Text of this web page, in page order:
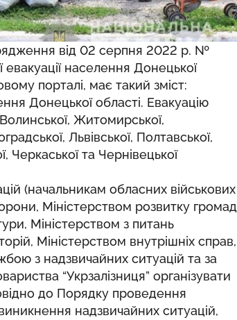
від 02 серпня 2022 р. №
населення Донецької
порталі, має такий зміст:
Донецької області. Евакуацію
Житомирської,
Львівської, Полтавської,
Черкаської та Чернівецької
(начальникам обласних військових
Міністерством розвитку громад
Міністерством з питань
Міністерством внутрішніх справ,
з надзвичайних ситуацій та за
“Укрзалізниця” організувати
до Порядку проведення
надзвичайних ситуацій,